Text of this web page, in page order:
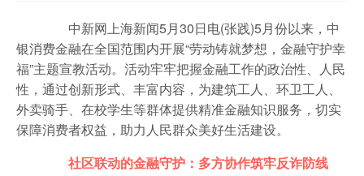
中新网上海新闻5月30日电(张践)5月份以来，中
银消费金融在全国范围内开展“劳动铸就梦想，金融守护幸
福”主题宣教活动。活动牢牢把握金融工作的政治性、人民
性，通过创新形式、丰富内容，为建筑工人、环卫工人、
外卖骑手、在校学生等群体提供精准金融知识服务，切实
保障消费者权益，助力人民群众美好生活建设。
社区联动的金融守护：多方协作筑牢反诈防线